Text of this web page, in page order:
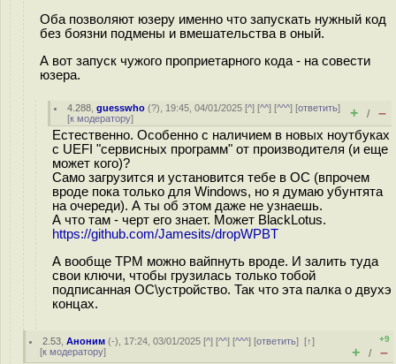
Оба позволяют юзеру именно что запускать нужный код
без боязни подмены и вмешательства в оный.
А вот запуск чужого проприетарного кода - на совести
юзера.
4.288 ,guesswho (?), 19:45, 04/01/2025 [^] [^^] [^^^] [ответить]
[к модератору] + / –
Естественно. Особенно с наличием в новых ноутбуках
с UEFI "сервисных программ" от производителя (и еще
может кого)?
Само загрузится и установится тебе в ОС (впрочем
вроде пока только для Windows, но я думаю убунтята
на очереди). А ты об этом даже не узнаешь.
А что там - черт его знает. Может BlackLotus.
https://github.com/Jamesits/dropWPBT
А вообще ТРМ можно вайпнуть вроде. И залить туда
свои ключи, чтобы грузилась только тобой
подписанная ОС\устройство. Так что эта палка о двухэ
концах.
2.53 ,Аноним (-), 17:24, 03/01/2025 [^] [^^] [^^^] [ответить][↑]
[к модератору]
+9
+ / –